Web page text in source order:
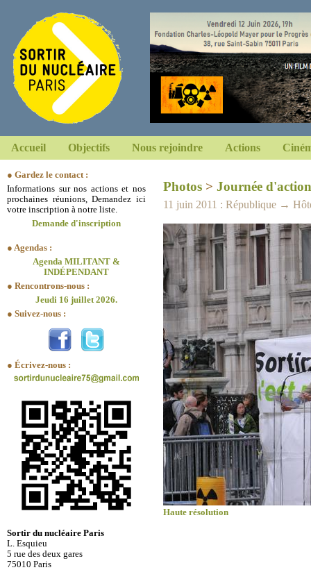
Accueil Objectifs Nous rejoindre Actions
● Gardez le contact :
Informations sur nos actions et nos
prochaines réunions, Demandez ici
votre inscription à notre liste.
Demande d'inscription
● Agendas :
Agenda MILITANT &
INDÉPENDANT
● Rencontrons-nous :
Jeudi 16 juillet 2026.
● Suivez-nous :
● Écrivez-nous :
Sortir du nucléaire Paris
L. Esquieu
5 rue des deux gares
75010 Paris
Photos > Journée
11 juin 2011 : République →
Haute résolution